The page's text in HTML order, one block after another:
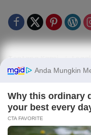
SOP Perlindungan
Pedoman Media Siber
Kode Etik Redaksi /
Disclaimer
Privacy